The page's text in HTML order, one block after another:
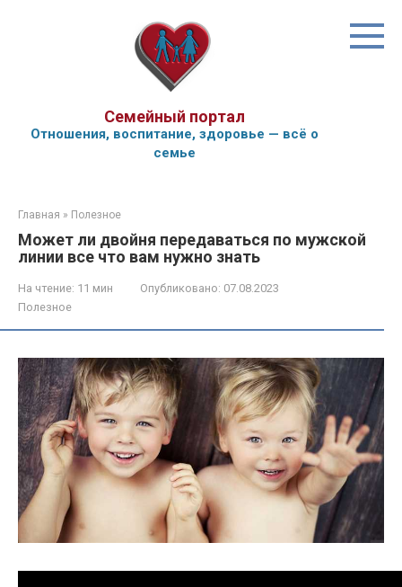
Семейный портал
Отношения, воспитание, здоровье — всё о
семье
Главная » Полезное
Может ли двойня передаваться по мужской
линии все что вам нужно знать
На чтение: 11 мин Опубликовано: 07.08.2023
Полезное